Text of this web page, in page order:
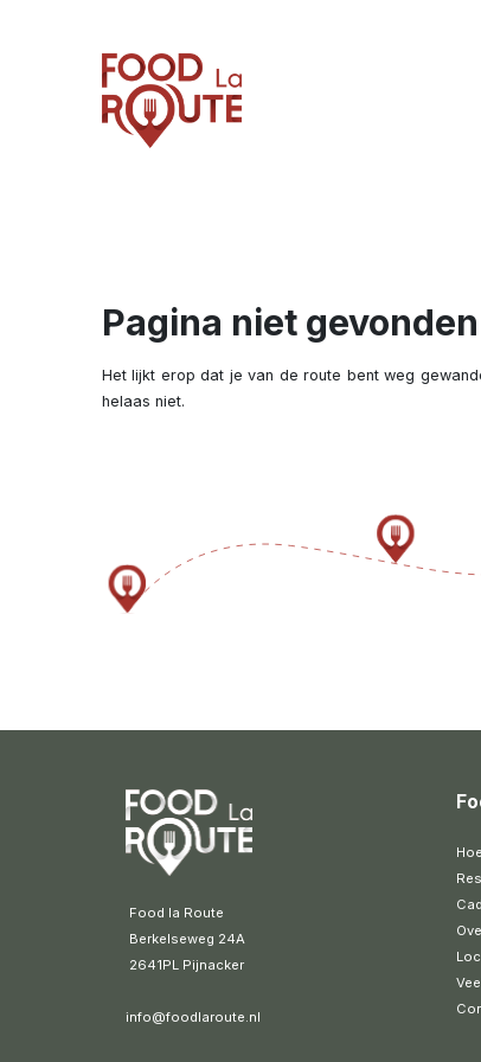
Pagina niet
Het lijkt erop dat je van de route bent weg
helaas niet.
Food la Route
Berkelseweg 24A
2641PL Pijnacker
info@foodlaroute.nl